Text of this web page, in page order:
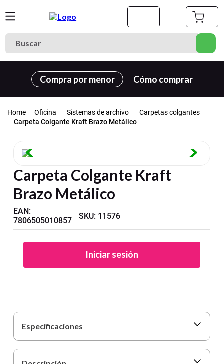
Buscar
Compra por menor Cómo comprar
Oficina Sistemas de archivo
Carpetas colgantes
Carpeta Colgante Kraft Brazo Metálico
Carpeta Colgante Kraft
Brazo Metálico
EAN:
7806505010857
SKU: 11576
Iniciar sesión
Especificaciones
Términos más buscados
cuaderno
3. cuadernos
5.
6. lapiz
7. carpetas
8.
10. cartulina